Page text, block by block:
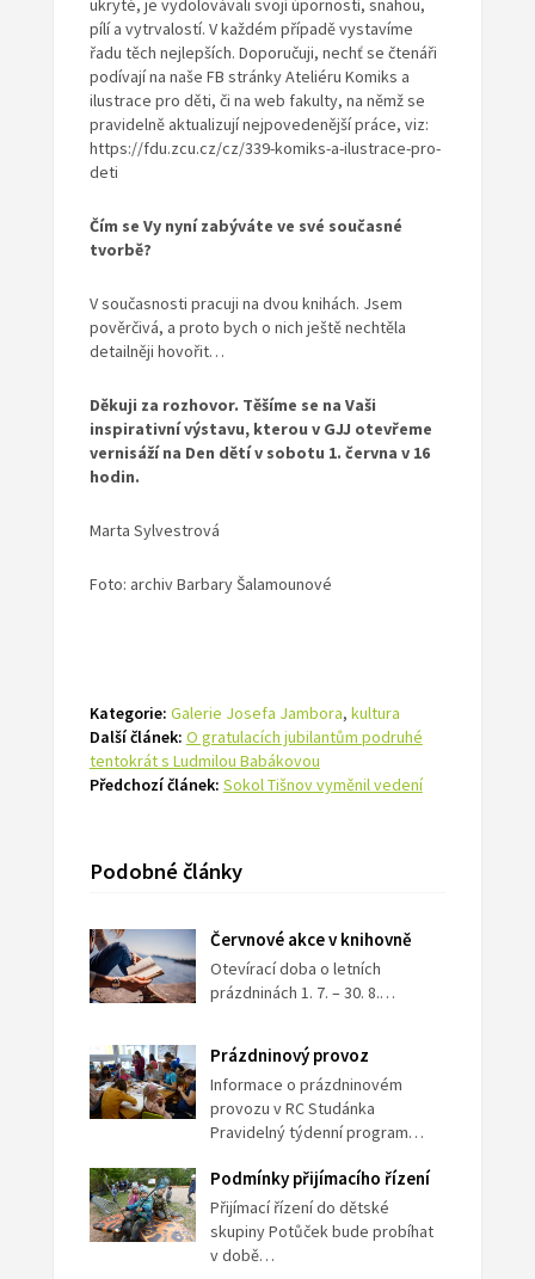
ukryté, je vydolovávali svojí úporností, snahou,
pílí a vytrvalostí. V každém případě vystavíme
řadu těch nejlepších. Doporučuji, nechť se čtenáři
podívají na naše FB stránky Ateliéru Komiks a
ilustrace pro děti, či na web fakulty, na němž se
pravidelně aktualizují nejpovedenější práce, viz:
https://fdu.zcu.cz/cz/339-komiks-a-ilustrace-pro-
deti
Čím se Vy nyní zabýváte ve své současné
tvorbě?
V současnosti pracuji na dvou knihách. Jsem
pověrčivá, a proto bych o nich ještě nechtěla
detailněji hovořit…
Děkuji za rozhovor. Těšíme se na Vaši
inspirativní výstavu, kterou v GJJ otevřeme
vernisáží na Den dětív sobotu 1. června v 16
hodin.
Marta Sylvestrová
Foto: archiv Barbary Šalamounové
Kategorie: Galerie Josefa Jambora, kultura
Další článek: O gratulacích jubilantům podruhé
tentokrát s Ludmilou Babákovou
Předchozí článek: Sokol Tišnov vyměnil vedení
Podobné články
Červnové akce v knihovně
Otevírací doba o letních
prázdninách 1. 7. – 30. 8.…
Prázdninový provoz
Informace o prázdninovém
provozu v RC Studánka
Pravidelný týdenní program…
Podmínky přijímacího řízení
Přijímací řízení do dětské
skupiny Potůček bude probíhat
v době…